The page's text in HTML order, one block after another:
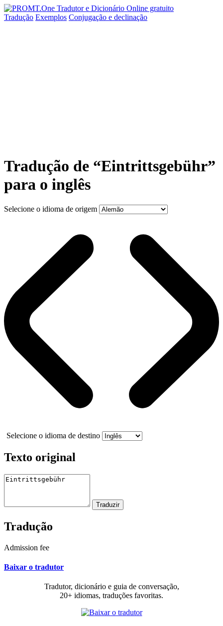
Tradução Exemplos Conjugação e declinação
Tradução de “Eintrittsgebühr”
para o inglês
Selecione o idioma de origem
Selecione o idioma de destino
Texto original
Tradução
Admission fee
Baixar o tradutor
Tradutor, dicionário e guia de conversação,
20+ idiomas, traduções favoritas.